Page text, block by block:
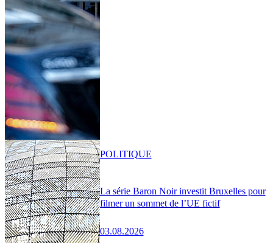
La série Baron Noir investit Bruxelles pour
filmer un sommet de l’UE fictif
03.08.2026
POLITIQUE